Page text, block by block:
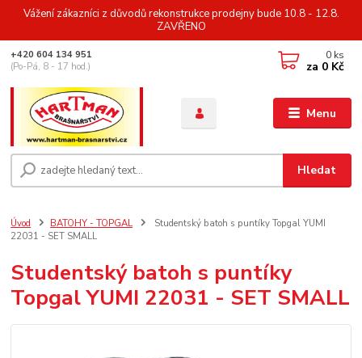
Vážení zákazníci z důvodů rekonstrukce prodejny bude 10.8 - 12.8.
ZAVŘENO
Menu
Hledat
+420 604 134 951
(Po-Pá, 8 - 17 hod.)
0 ks
za 0 Kč
Úvod BATOHY - TOPGAL
Studentský batoh s puntíky Topgal YUMI
22031 - SET SMALL
Studentský batoh s puntíky
Topgal YUMI 22031 - SET SMALL